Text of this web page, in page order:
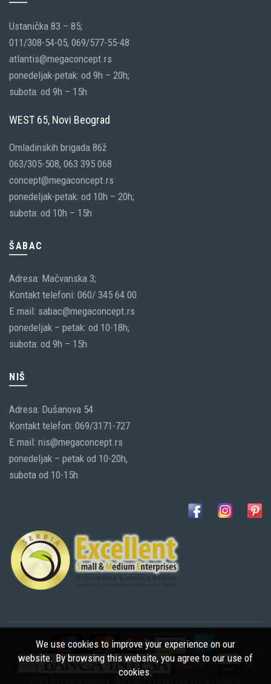
Ustanička 83 – 85;
011/308-54-05, 069/577-55-48
atlantis@megaconcept.rs
ponedeljak-petak: od 9h – 20h;
subota: od 9h – 15h
WEST 65, Novi Beograd
Omladinskih brigada 86ž
063/305-508, 063 395 068
concept@megaconcept.rs
ponedeljak-petak: od 10h – 20h;
subota: od 10h – 15h
ŠABAC
Adresa: Mačvanska 3;
Kontakt telefoni: 060/ 345 64 00
E mail: sabac@megaconcept.rs
ponedeljak – petak: od 10-18h;
subota: od 9h – 15h
NIŠ
Adresa: Dušanova 54
Kontakt telefon: 069/3171-727
E mail: nis@megaconcept.rs
ponedeljak – petak od 10-20h,
subota od 10-15h
©
We use cookies to improve your experience on our
website. By browsing this website, you agree to our use of
cookies.